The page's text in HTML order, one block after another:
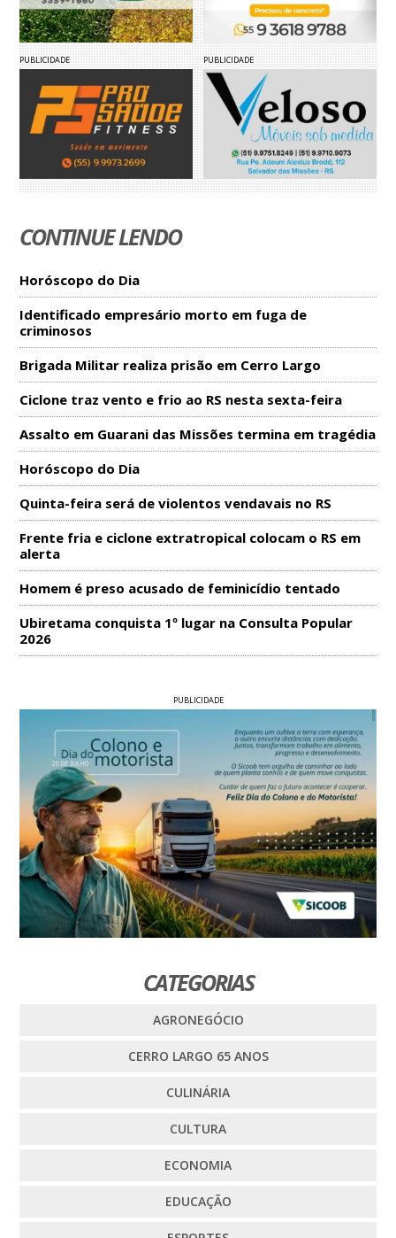
PUBLICIDADE PUBLICIDADE
CONTINUE LENDO
Horóscopo do Dia
Identificado empresário morto em fuga de
criminosos
Brigada Militar realiza prisão em Cerro Largo
Ciclone traz vento e frio ao RS nesta sexta-feira
Assalto em Guarani das Missões termina em tragédia
Horóscopo do Dia
Quinta-feira será de violentos vendavais no RS
Frente fria e ciclone extratropical colocam o RS em
alerta
Homem é preso acusado de feminicídio tentado
Ubiretama conquista 1º lugar na Consulta Popular
2026
PUBLICIDADE
CATEGORIAS
AGRONEGÓCIO
CERRO LARGO 65 ANOS
CULINÁRIA
CULTURA
ECONOMIA
EDUCAÇÃO